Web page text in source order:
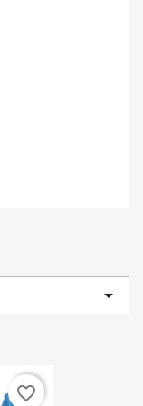

favorite_border